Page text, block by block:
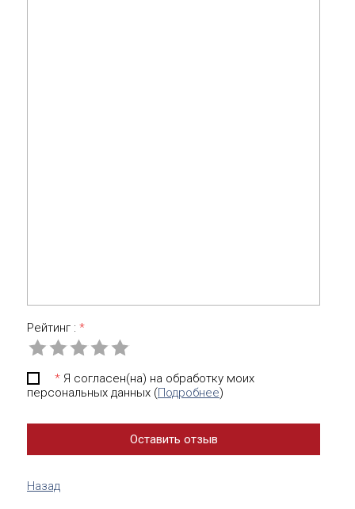
Рейтинг : *
* Я согласен(на) на обработку моих
персональных данных (Подробнее)
Назад